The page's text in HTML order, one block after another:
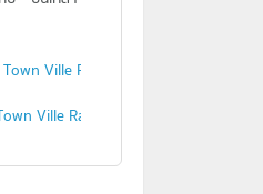
Town Ville Ratchaphruek - Pinklao
Ville Ratchaphruek - Pinklao